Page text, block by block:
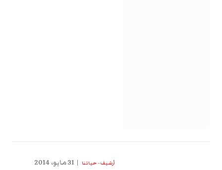
أرشيف - حياتنا 31 مايو، 2014